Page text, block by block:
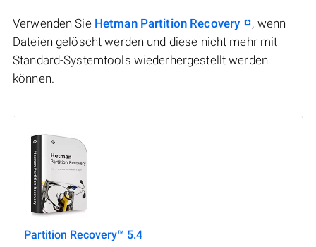
Verwenden Sie Hetman Partition Recovery
, wenn
Dateien gelöscht werden und diese nicht mehr mit
Standard-Systemtools wiederhergestellt werden
können.
Partition Recovery™ 5.4